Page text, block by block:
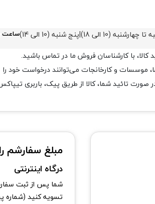
چهارشنبه (10 الی 18) |پنج شنبه (10 الی 14) ساعت
با کارشناسان فروش ما در تماس باشید.
موسسات و کارخانجات می‌توانند درخواست خود را
تائید شما، کالا از طریق پیک، باربری
مبلغ سفارشم
درگاه اینترنتی
شما پس از ثبت
تسویه کنید (شماره